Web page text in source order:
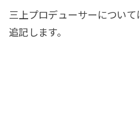
三上プロデューサーについて
追記します。